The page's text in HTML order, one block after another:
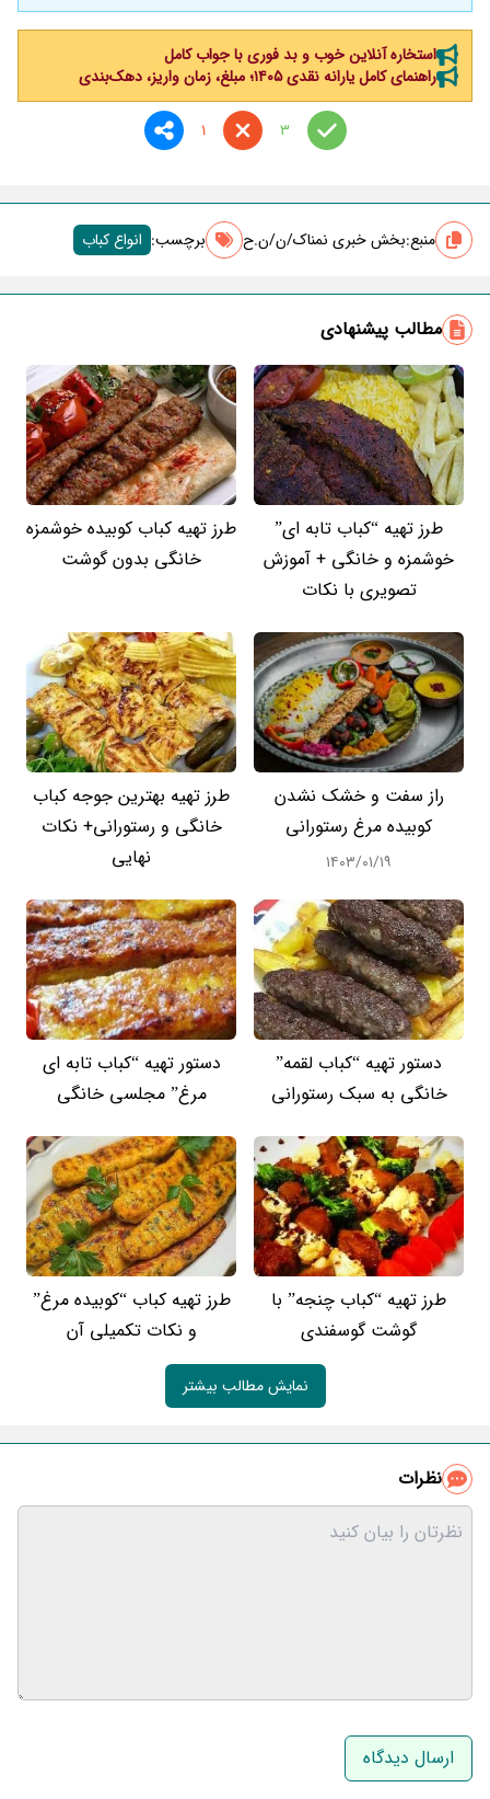
استخاره آنلاین خوب و بد فوری با جواب کامل
راهنمای کامل یارانه نقدی ۱۴۰۵؛ مبلغ، زمان واریز، دهک‌بندی
3
1
منبع:بخش خبری نمناک/ن/ن.ح برچسب‌: انواع کباب
مطالب پیشنهادی
طرز تهیه “کباب تابه ای”
خوشمزه و خانگی + آموزش
تصویری با نکات
طرز تهیه کباب کوبیده خوشمزه
خانگی بدون گوشت
راز سفت و خشک نشدن
کوبیده مرغ رستورانی
۱۴۰۳/۰۱/۱۹
طرز تهیه بهترین جوجه کباب
خانگی و رستورانی+ نکات
نهایی
دستور تهیه “کباب لقمه”
خانگی به سبک رستورانی
دستور تهیه “کباب تابه ای
مرغ” مجلسی خانگی
طرز تهیه “کباب چنجه” با
گوشت گوسفندی
طرز تهیه کباب “کوبیده مرغ”
و نکات تکمیلی آن
نمایش مطالب بیشتر
نظرات
نام و نام خانوادگی